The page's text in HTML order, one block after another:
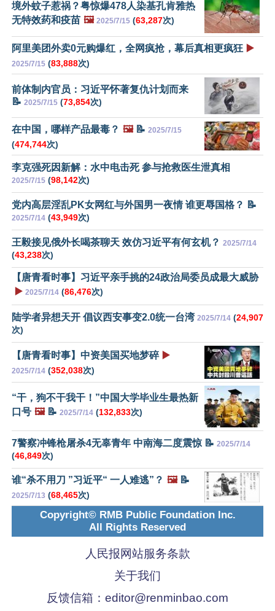
境外蚊子惹祸？粤惊爆478人染基孔肯雅热
无特效药和疫苗 🖼️ 2025/7/15 (63,287次)
阿里美团外卖0元购爆红，全网疯抢，幕后真相更疯狂 ▶️
2025/7/15 (83,888次)
前体制内官员：习近平怀著复仇计划而来
📝 2025/7/15 (73,854次)
在中国，哪样产品最毒？ 🖼️📝 2025/7/15
(474,744次)
李克强死因新解：水中电击死 参与抢救医生泄真相
2025/7/15 (98,142次)
党内高层淫乱PK女网红与外国男一夜情 谁更辱国格？ 📝
2025/7/14 (43,949次)
王毅接见俄外长喝茶聊天 效仿习近平有何玄机？ 2025/7/14
(43,238次)
【唐青看时事】习近平亲手挑的24政治局委员成最大威胁
▶️ 2025/7/14 (86,476次)
陆学者异想天开 倡议西安事变2.0统一台湾 2025/7/14 (24,907
次)
【唐青看时事】中资美国买地梦碎 ▶️
2025/7/14 (352,038次)
“干，狗不干我干！”中国大学毕业生最热新
口号 🖼️📝 2025/7/14 (132,833次)
7警察冲锋枪屠杀4无辜青年 中南海二度震惊 📝 2025/7/14
(46,849次)
谁“杀不用刀 ”习近平“ 一人难逃”？ 🖼️📝
2025/7/13 (68,465次)
Copyright© RMB Public Foundation Inc.
All Rights Reserved
人民报网站服务条款
关于我们
反馈信箱： editor@renminbao.com